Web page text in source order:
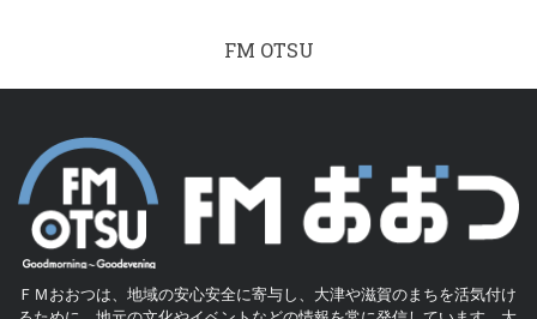
FM OTSU
ＦＭおおつは、地域の安心安全に寄与し、大津や滋賀のまちを活気付け